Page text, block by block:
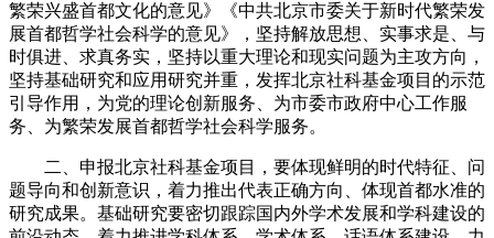
繁荣兴盛首都文化的意见》《中共北京市委关于新时代繁荣发
展首都哲学社会科学的意见》，坚持解放思想、实事求是、与
时俱进、求真务实，坚持以重大理论和现实问题为主攻方向，
坚持基础研究和应用研究并重，发挥北京社科基金项目的示范
引导作用，为党的理论创新服务、为市委市政府中心工作服
务、为繁荣发展首都哲学社会科学服务。
二、申报北京社科基金项目，要体现鲜明的时代特征、问
题导向和创新意识，着力推出代表正确方向、体现首都水准的
研究成果。基础研究要密切跟踪国内外学术发展和学科建设的